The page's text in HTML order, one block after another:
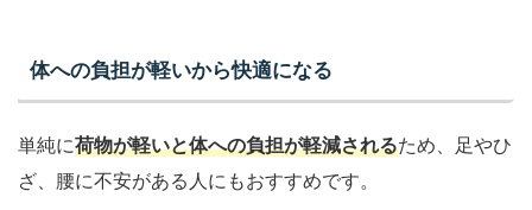
体への負担が軽いから快適になる
単純に荷物が軽いと体への負担が軽減されるため、足やひ
ざ、腰に不安がある人にもおすすめです。